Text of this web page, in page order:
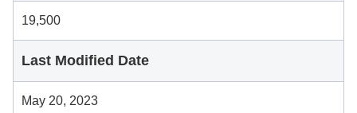
19,500
Last Modified Date
May 20, 2023